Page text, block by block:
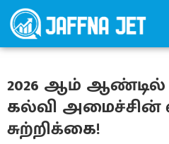
2026 ஆம் ஆண்டில்
கல்வி அமைச்சின்
சுற்றிக்கை!